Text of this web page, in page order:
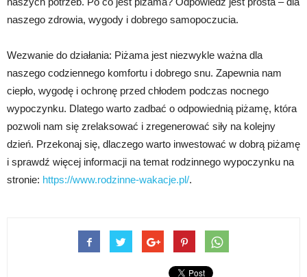
naszego zdrowia, wygody i dobrego samopoczucia.
Wezwanie do działania: Piżama jest niezwykle ważna dla
naszego codziennego komfortu i dobrego snu. Zapewnia nam
ciepło, wygodę i ochronę przed chłodem podczas nocnego
wypoczynku. Dlatego warto zadbać o odpowiednią piżamę, która
pozwoli nam się zrelaksować i zregenerować siły na kolejny
dzień. Przekonaj się, dlaczego warto inwestować w dobrą piżamę
i sprawdź więcej informacji na temat rodzinnego wypoczynku na
stronie: https://www.rodzinne-wakacje.pl/.